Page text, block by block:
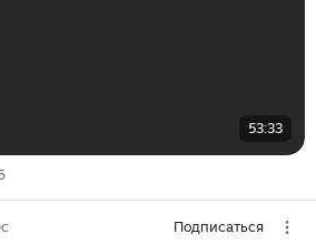
53:33
Подписаться